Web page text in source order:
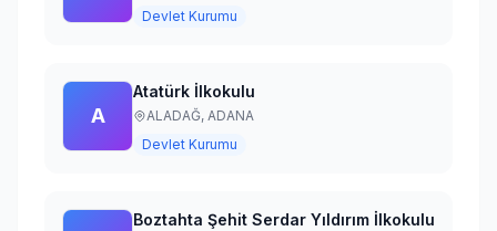
Devlet Kurumu
A
Atatürk İlkokulu
ALADAĞ, ADANA
Devlet Kurumu
Boztahta Şehit Serdar Yıldırım İlkokulu